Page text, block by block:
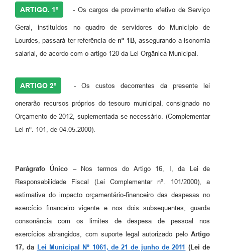
Cadastro para Estágio
Contas Públicas
Diário Oficial
Junta Militar
Legislação
Ouvidoria Municipal
ARTIGO. 1º - Os cargos de provimento efetivo de Serviço
Geral, instituídos no quadro de servidores do Município de
Lourdes, passará ter referência de nº 1B, assegurando a isonomia
salarial, de acordo com o artigo 120 da Lei Orgânica Municipal.
ARTIGO 2º - Os custos decorrentes da presente lei
onerarão recursos próprios do tesouro municipal, consignado no
Orçamento de 2012, suplementada se necessário. (Complementar
Lei nº. 101, de 04.05.2000).
Parágrafo Único – Nos termos do Artigo 16, I, da Lei de
Responsabilidade Fiscal (Lei Complementar nº. 101/2000), a
estimativa do impacto orçamentário-financeiro das despesas no
exercício financeiro vigente e nos dois subsequentes, guarda
consonância com os limites de despesa de pessoal nos
exercícios abrangidos, com suporte legal autorizado pelo Artigo
17, da
Lei Municipal Nº 1061, de 21 de junho de 2011 (Lei de